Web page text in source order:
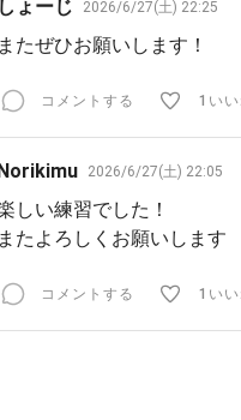
しょーじ 2026/6/27(土) 22:25
またぜひお願いします！
コメントする 1いい
2026/6/27(土) 22:05
しい練習でした！
またよろしくお願いします
コメントする 1いい